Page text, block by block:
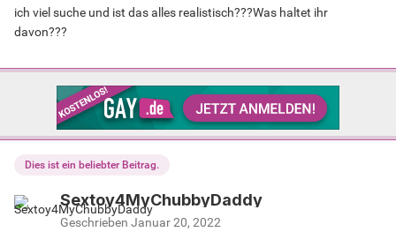
ich viel suche und ist das alles realistisch???Was haltet ihr
davon???
Dies ist ein beliebter Beitrag.
Sextoy4MyChubbyDaddy
Geschrieben Januar 20, 2022